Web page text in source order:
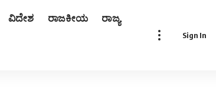
ವಿದೇಶ ರಾಜಕೀಯ ರಾಜ್ಯ
Sign In